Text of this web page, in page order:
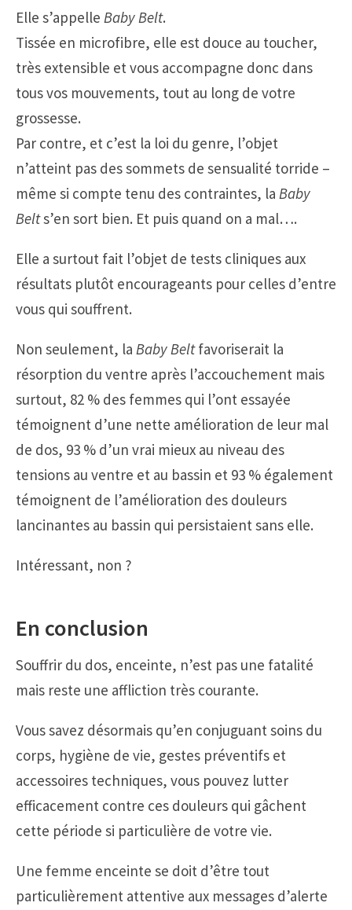
Elle s’appelle Baby Belt.
Tissée en microfibre, elle est douce au toucher,
très extensible et vous accompagne donc dans
tous vos mouvements, tout au long de votre
grossesse.
Par contre, et c’est la loi du genre, l’objet
n’atteint pas des sommets de sensualité torride –
même si compte tenu des contraintes, la Baby
Belts’en sort bien. Et puis quand on a mal….
Elle a surtout fait l’objet de tests cliniques aux
résultats plutôt encourageants pour celles d’entre
vous qui souffrent.
Non seulement, la Baby Beltfavoriserait la
résorption du ventre après l’accouchement mais
surtout, 82 % des femmes qui l’ont essayée
témoignent d’une nette amélioration de leur mal
de dos, 93 % d’un vrai mieux au niveau des
tensions au ventre et au bassin et 93 % également
témoignent de l’amélioration des douleurs
lancinantes au bassin qui persistaient sans elle.
Intéressant, non ?
En conclusion
Souffrir du dos, enceinte, n’est pas une fatalité
mais reste une affliction très courante.
Vous savez désormais qu’en conjuguant soins du
corps, hygiène de vie, gestes préventifs et
accessoires techniques, vous pouvez lutter
efficacement contre ces douleurs qui gâchent
cette période si particulière de votre vie.
Une femme enceinte se doit d’être tout
particulièrement attentive aux messages d’alerte